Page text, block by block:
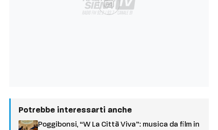
Ad
Potrebbe interessarti anche
Poggibonsi, “W La Città Viva”: musica da film in